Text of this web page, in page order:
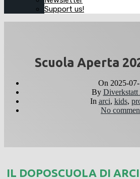
Support us!
Scuola Aperta
On 2025-
By Diverkstatt
In arci, kids,
No
IL DOPOSCUOLA DI